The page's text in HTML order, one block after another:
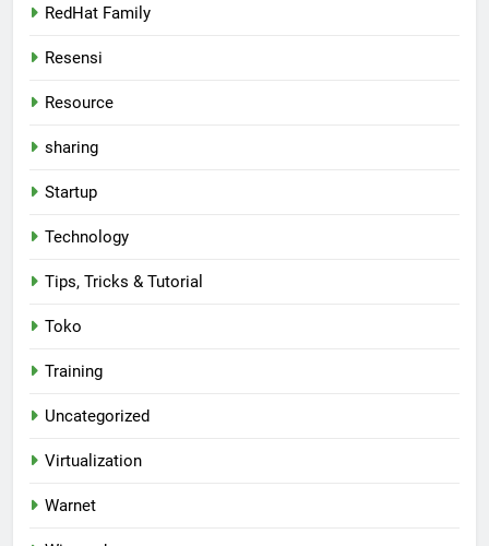
RedHat Family
Resensi
Resource
sharing
Startup
Technology
Tips, Tricks & Tutorial
Toko
Training
Uncategorized
Virtualization
Warnet